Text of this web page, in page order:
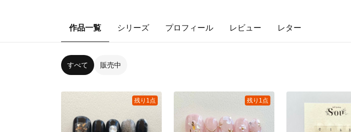
作品一覧 シリーズ プロフィール レビュー レター
すべて 販売中
残り1点 残り1点